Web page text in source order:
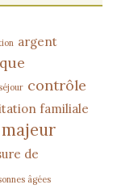
argent
contrôle
familiale
majeur
de
âgées